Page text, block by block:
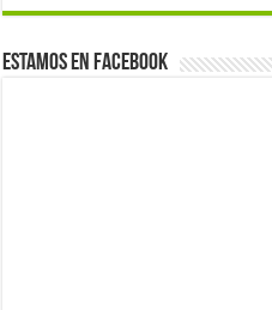
Estamos en Facebook